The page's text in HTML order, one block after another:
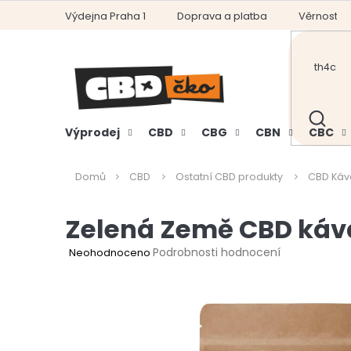
Výdejna Praha 1 Doprava a platba Věrnostní
HLEDAT
Výprodej CBD CBG CBN CBC
Domů CBD Ostatní CBD produkty CBD
Zelená Země CBD
Průměrné
Neohodnoceno Podrobnosti hodnocení